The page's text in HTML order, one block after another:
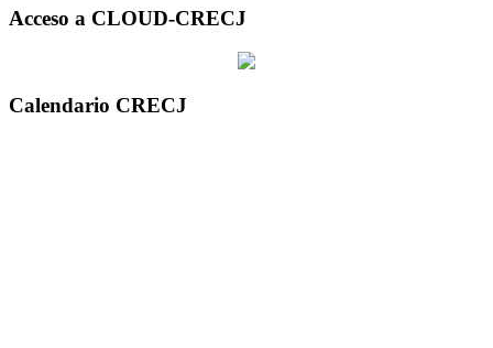
Acceso a CLOUD-CRECJ
Calendario CRECJ